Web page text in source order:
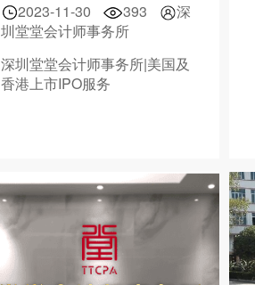
2023-11-30 393
深
圳堂堂会计师事务所
深圳堂堂会计师事务所|美国及
香港上市IPO服务